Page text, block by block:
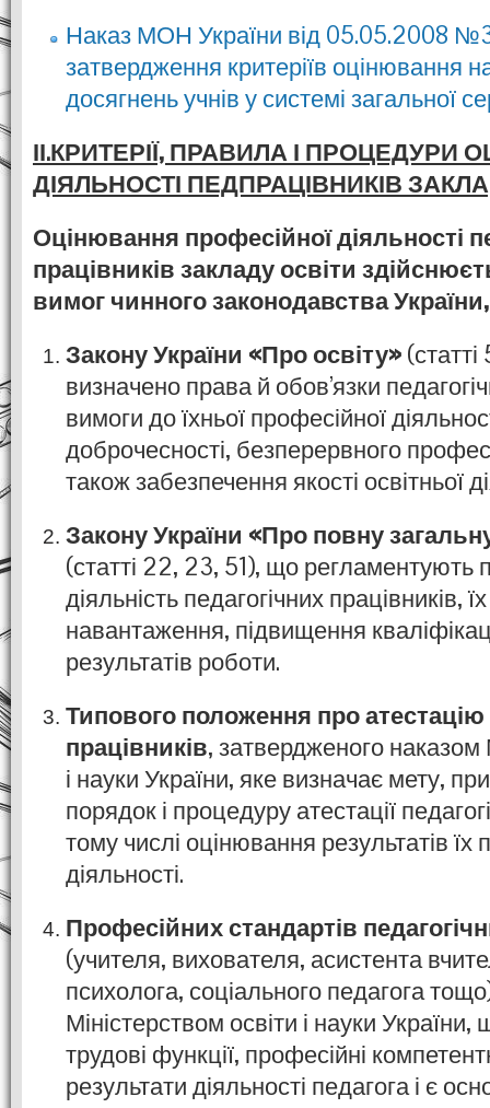
Наказ МОН України від 05.05.2008
затвердження критеріїв оцінювання
досягнень учнів у системі загальної
ІІ.КРИТЕРІЇ, ПРАВИЛА І ПРОЦЕДУРИ
ДІЯЛЬНОСТІ ПЕДПРАЦІВНИКІВ
Оцінювання професійної діяльності
працівників закладу освіти
вимог чинного законодавства
Закону України «Про освіту»
визначено права й обов’язки
вимоги до їхньої професійної
доброчесності, безперервного
також забезпечення якості освітньої
Закону України «Про повну
(статті 22, 23, 51), що регламентують
діяльність педагогічних працівників,
навантаження, підвищення
результатів роботи.
Типового положення про атестацію
працівників, затвердженого наказом
і науки України, яке визначає мету,
порядок і процедуру атестації
тому числі оцінювання результатів їх
діяльності.
Професійних стандартів
(учителя, вихователя, асистента
психолога, соціального педагога
Міністерством освіти і науки
трудові функції, професійні
результати діяльності педагога і є